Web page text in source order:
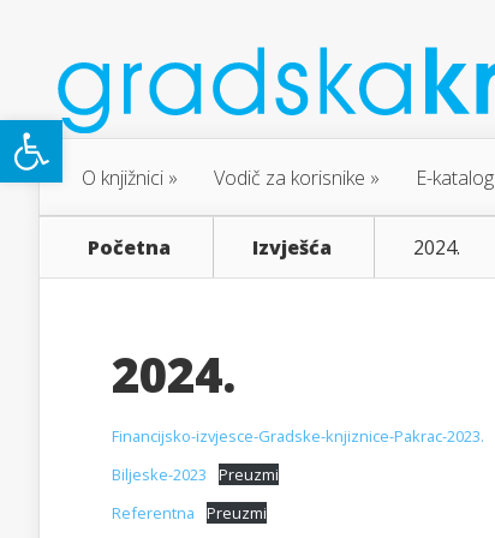
Open toolbar
O knjižnici Vodič za korisnike E-katalog
Početna Izvješća 2024.
2024.
Financijsko-izvjesce-Gradske-knjiznice-Pakrac-2023.
Biljeske-2023
Preuzmi
Referentna
Preuzmi